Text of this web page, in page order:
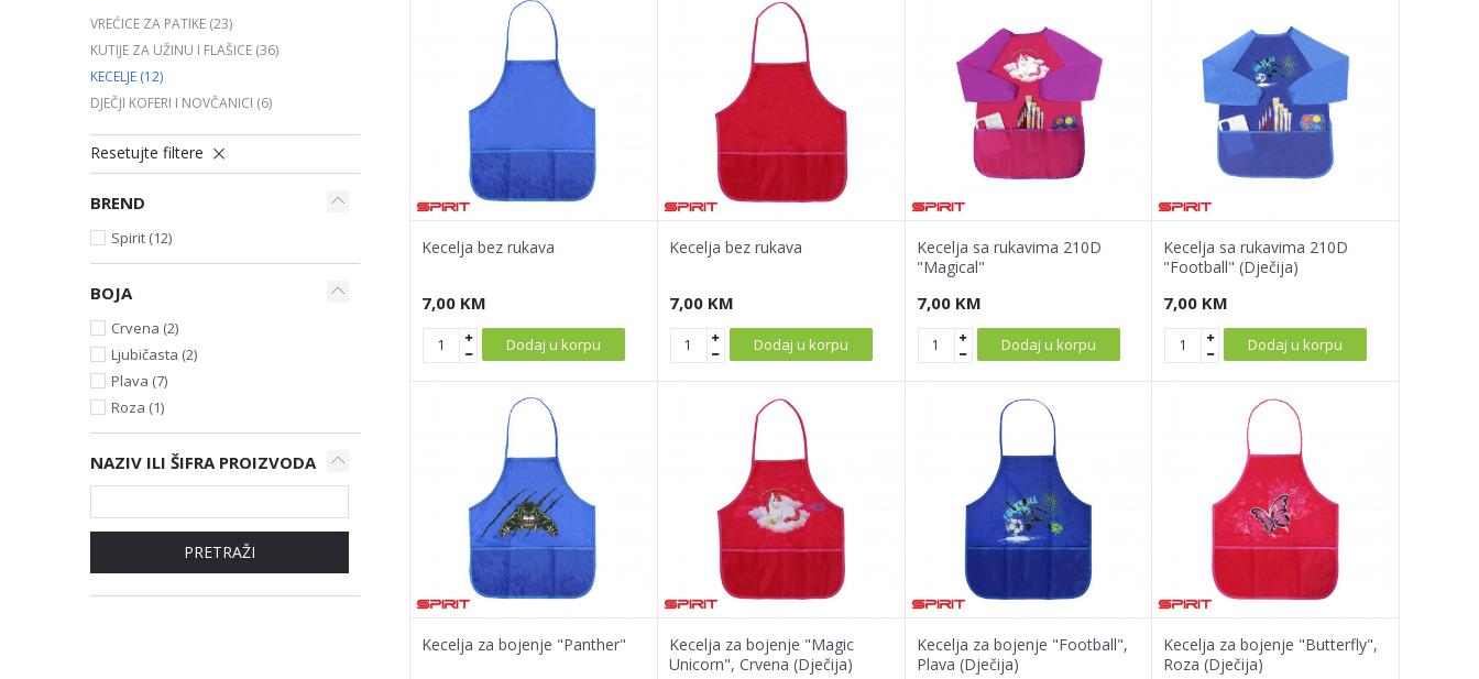
VREĆICE ZA PATIKE (23)
KUTIJE ZA UŽINU I FLAŠICE (36)
KECELJE (12)
DJEČJI KOFERI I NOVČANICI (6)
Resetujte filtere
BREND
Spirit (12)
BOJA
Crvena (2)
Ljubičasta (2)
Plava (7)
Roza (1)
NAZIV ILI ŠIFRA PROIZVODA
PRETRAŽI
Kecelja bez rukava
7,00 KM
Dodaj u korpu
Kecelja bez rukava
7,00 KM
Dodaj u korpu
Kecelja sa rukavima 210D
"Magical"
7,00 KM
Dodaj u korpu
Kecelja sa rukavima 210D
"Football" (Dječija)
7,00 KM
Dodaj u korpu
Kecelja za bojenje "Panther"
Kecelja za bojenje "Magic
Unicorn", Crvena (Dječija)
Kecelja za bojenje "Football",
Plava (Dječija)
Kecelja za bojenje "Butterfly",
Roza (Dječija)